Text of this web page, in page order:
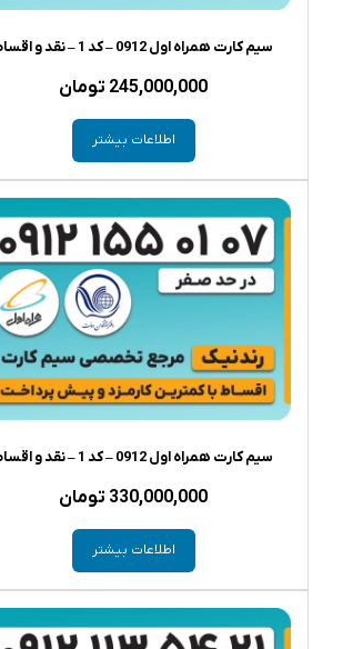
سیم کارت همراه اول 0912 – کد 1 – نقد و اقساط
245,000,000 تومان
اطلاعات بیشتر
سیم کارت همراه اول 0912 – کد 1 – نقد و اقساط
330,000,000 تومان
اطلاعات بیشتر